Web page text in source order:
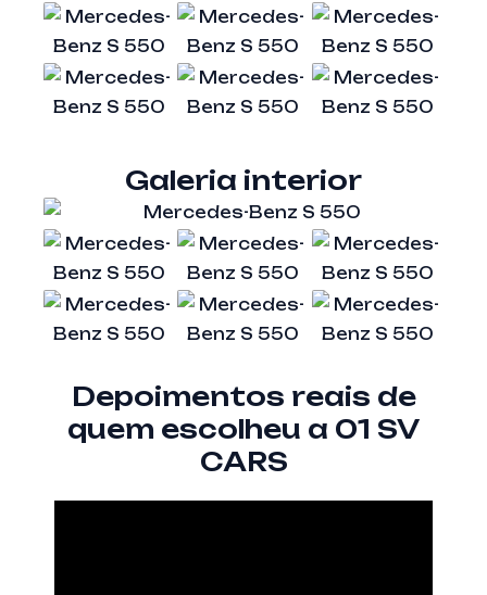
Galeria interior
Depoimentos reais de
quem escolheu a 01 SV
CARS